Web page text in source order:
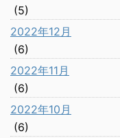
(5)
2022年12月
(6)
2022年11月
(6)
2022年10月
(6)